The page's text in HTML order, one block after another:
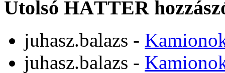
Utolsó HÁTTÉR
juhasz.balazs -
juhasz.balazs -